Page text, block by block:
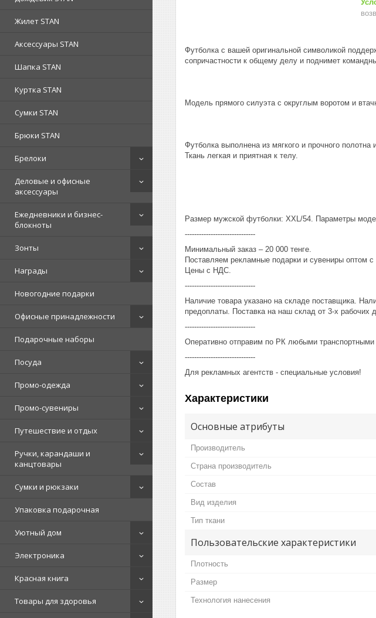
Жилет STAN
Аксессуары STAN
Шапка STAN
Куртка STAN
Сумки STAN
Брюки STAN
Брелоки
Деловые и офисные
аксессуары
Ежедневники и бизнес-
блокноты
Зонты
Награды
Новогодние подарки
Офисные принадлежности
Подарочные наборы
Посуда
Промо-одежда
Промо-сувениры
Путешествие и отдых
Ручки, карандаши и
канцтовары
Сумки и рюкзаки
Упаковка подарочная
Уютный дом
Электроника
Красная книга
Товары для здоровья
Футболка с вашей оригинальной символикой
сопричастности к общему делу и поднимет
Модель прямого силуэта с округлым воротом и
Футболка выполнена из мягкого и прочного
Ткань легкая и приятная к телу.
Размер мужской футболки: XXL/54. Параметры
------------------------------
Минимальный заказ – 20 000 тенге.
Поставляем рекламные подарки и сувениры оптом с
Цены с НДС.
------------------------------
Наличие товара указано на складе поставщика.
предоплаты. Поставка на наш склад от 3-x рабочих
------------------------------
Оперативно отправим по РК любыми транспортными
------------------------------
Для рекламных агентств - специальные условия!
Характеристики
Основные атрибуты
Производитель
Страна производитель
Состав
Вид изделия
Тип ткани
Пользовательские характеристики
Плотность
Размер
Технология нанесения